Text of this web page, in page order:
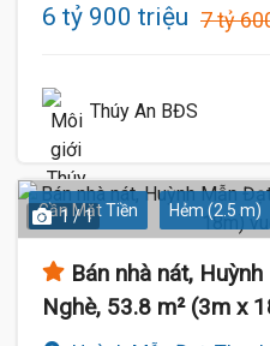
6 tỷ 900 triệu 7 tỷ
Thúy An BĐS
Gần Mặt Tiền Hẻm (2.5 m)
1 / 1
Bán nhà nát,
Nghè, 53.8 m² (3m x